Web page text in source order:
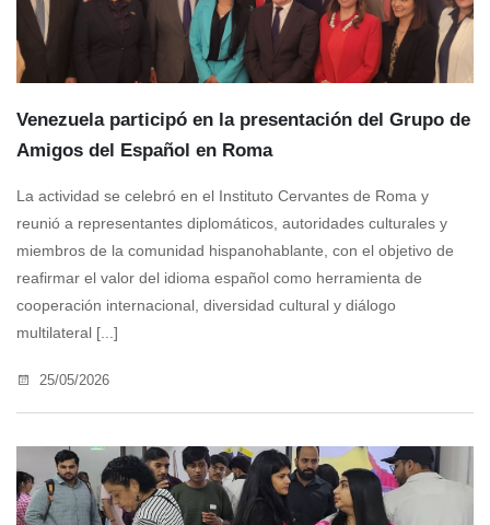
Venezuela participó en la presentación del Grupo de
Amigos del Español en Roma
La actividad se celebró en el Instituto Cervantes de Roma y
reunió a representantes diplomáticos, autoridades culturales y
miembros de la comunidad hispanohablante, con el objetivo de
reafirmar el valor del idioma español como herramienta de
cooperación internacional, diversidad cultural y diálogo
multilateral [...]
25/05/2026